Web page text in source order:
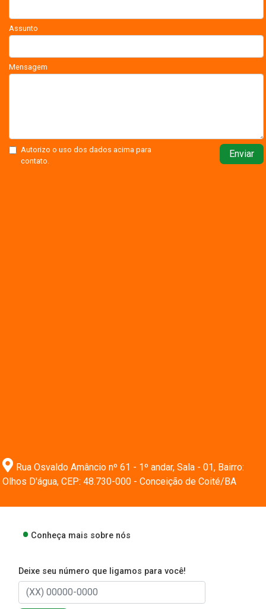
Assunto
Mensagem
Autorizo o uso dos dados acima para
contato.
Enviar
Rua Osvaldo Amâncio nº 61 - 1º andar, Sala - 01, Bairro:
Olhos D'água, CEP: 48.730-000 - Conceição de Coité/BA
Conheça mais sobre nós
Deixe seu número que ligamos para você!